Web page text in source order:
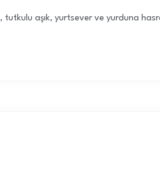
tutkulu aşık, yurtsever ve yurduna